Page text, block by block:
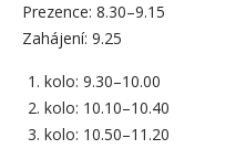
Prezence: 8.30–9.15
Zahájení: 9.25
kolo: 9.30–10.00
kolo: 10.10–10.40
kolo: 10.50–11.20